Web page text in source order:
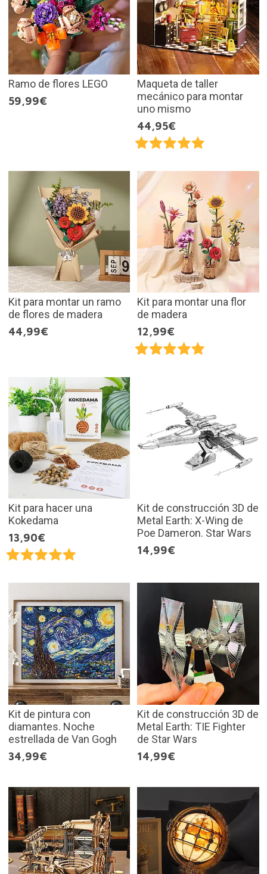
Ramo de flores LEGO
59,99€
Maqueta de taller
mecánico para montar
uno mismo
44,95€
Kit para montar un ramo
de flores de madera
44,99€
Kit para montar una flor
de madera
12,99€
Kit para hacer una
Kokedama
13,90€
Kit de construcción 3D de
Metal Earth: X-Wing de
Poe Dameron. Star Wars
14,99€
Kit de pintura con
diamantes. Noche
estrellada de Van Gogh
34,99€
Kit de construcción 3D de
Metal Earth: TIE Fighter
de Star Wars
14,99€